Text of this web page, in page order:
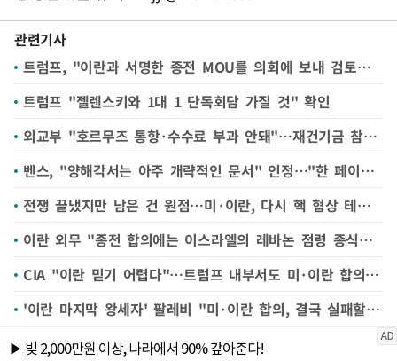
관련기사
트럼프, "이란과 서명한 종전 MOU를 의회에 보내 검토받을 생각"
트럼프 "젤렌스키와 1대 1 단독회담 가질 것" 확인
외교부 "호르무즈 통항·수수료 부과 안돼"…재건기금 참여는 미정
벤스, "양해각서는 아주 개략적인 문서" 인정…"한 페이지 반 분량"
전쟁 끝냈지만 남은 건 원점…미·이란, 다시 핵 협상 테이블로
이란 외무 "종전 합의에는 이스라엘의 레바논 점령 종식도 포함"
CIA "이란 믿기 어렵다"…트럼프 내부서도 미·이란 합의 논란
'이란 마지막 왕세자' 팔레비 "미·이란 합의, 결국 실패할 것"